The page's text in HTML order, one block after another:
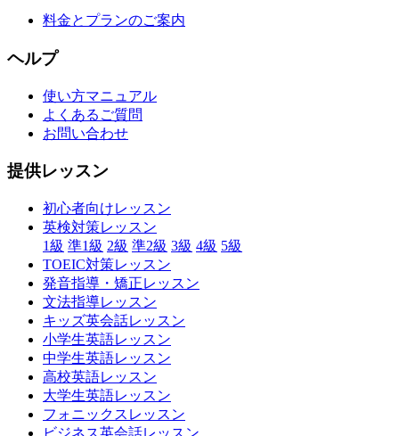
料金とプランのご案内
ヘルプ
使い方マニュアル
よくあるご質問
お問い合わせ
提供レッスン
初心者向けレッスン
英検対策レッスン
1級 準1級 2級 準2級 3級 4級 5級
TOEIC対策レッスン
発音指導・矯正レッスン
文法指導レッスン
キッズ英会話レッスン
小学生英語レッスン
中学生英語レッスン
高校英語レッスン
大学生英語レッスン
フォニックスレッスン